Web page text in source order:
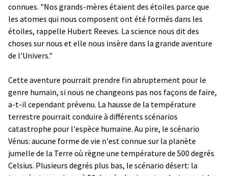
connues. "Nos grands-mères étaient des étoiles parce que
les atomes qui nous composent ont été formés dans les
étoiles, rappelle Hubert Reeves. La science nous dit des
choses sur nous et elle nous insère dans la grande aventure
de l'Univers."
Cette aventure pourrait prendre fin abruptement pour le
genre humain, si nous ne changeons pas nos façons de faire,
a-t-il cependant prévenu. La hausse de la température
terrestre pourrait conduire à différents scénarios
catastrophe pour l'espèce humaine. Au pire, le scénario
Vénus: aucune forme de vie n'est connue sur la planète
jumelle de la Terre où règne une température de 500 degrés
Celsius. Plusieurs degrés plus bas, le scénario désert: la